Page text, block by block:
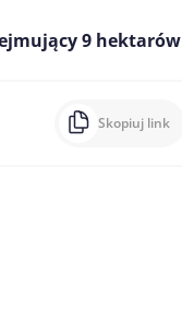
9 hektarów
Skopiuj link